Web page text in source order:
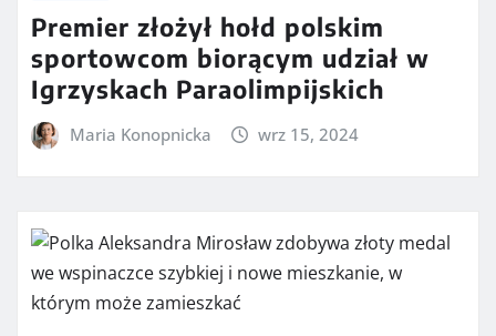
Premier złożył hołd polskim
sportowcom biorącym udział w
Igrzyskach Paraolimpijskich
Maria Konopnicka wrz 15, 2024